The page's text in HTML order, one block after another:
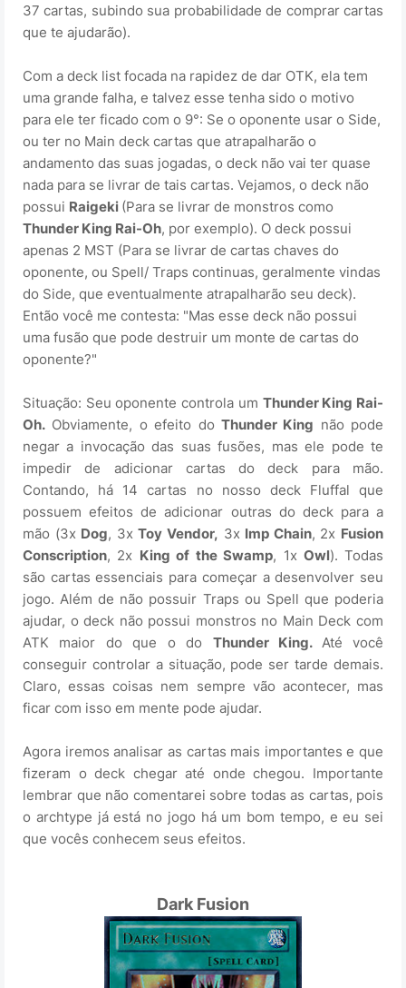
37 cartas, subindo sua probabilidade de comprar cartas
que te ajudarão).
Com a deck list focada na rapidez de dar OTK, ela tem
uma grande falha, e talvez esse tenha sido o motivo
para ele ter ficado com o 9°: Se o oponente usar o Side,
ou ter no Main deck cartas que atrapalharão o
andamento das suas jogadas, o deck não vai ter quase
nada para se livrar de tais cartas. Vejamos, o deck não
possui Raigeki (Para se livrar de monstros como
Thunder King Rai-Oh, por exemplo). O deck possui
apenas 2 MST (Para se livrar de cartas chaves do
oponente, ou Spell/ Traps continuas, geralmente vindas
do Side, que eventualmente atrapalharão seu deck).
Então você me contesta: "Mas esse deck não possui
uma fusão que pode destruir um monte de cartas do
oponente?"
Situação: Seu oponente controla um Thunder King Rai-
Oh. Obviamente, o efeito do Thunder King não pode
negar a invocação das suas fusões, mas ele pode te
impedir de adicionar cartas do deck para mão.
Contando, há 14 cartas no nosso deck Fluffal que
possuem efeitos de adicionar outras do deck para a
mão (3x Dog, 3xToy Vendor, 3x Imp Chain, 2x Fusion
Conscription, 2x King of the Swamp, 1x Owl). Todas
são cartas essenciais para começar a desenvolver seu
jogo. Além de não possuir Traps ou Spell que poderia
ajudar, o deck não possui monstros no Main Deck com
ATK maior do que o do Thunder King. Até você
conseguir controlar a situação, pode ser tarde demais.
Claro, essas coisas nem sempre vão acontecer, mas
ficar com isso em mente pode ajudar.
Agora iremos analisar as cartas mais importantes e que
fizeram o deck chegar até onde chegou. Importante
lembrar que não comentarei sobre todas as cartas, pois
o archtype já está no jogo há um bom tempo, e eu sei
que vocês conhecem seus efeitos.
Dark Fusion